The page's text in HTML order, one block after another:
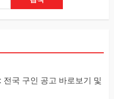
국 구인 공고 바로보기 및